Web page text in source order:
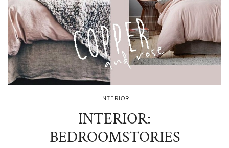
INTERIOR
INTERIOR:
BEDROOMSTORIES